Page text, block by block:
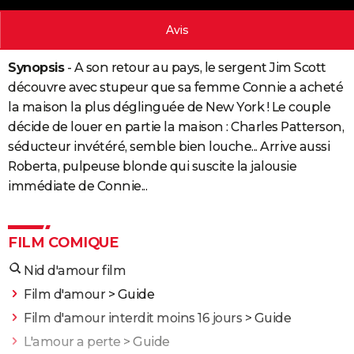
GUIDES D'ACHAT
BONS PLANS
CARTE DE VOEUX
Carte de Noël
Carte Bonne année
Carte Saint-Valentin
Carte Pâques
Carte d'anniversaire
DICTIONNAIRE
Dictionnaire
Biographies
Expressions
Proverbes
PROGRAMME TV
S'inscrire
Se connecter
Lycées
Collèges
Primaires
Universités
Entreprises
Service militaire
Avis de recherche
AVIS DE DÉCÈS
FORUM
Avis
Synopsis- A son retour au pays, le sergent Jim Scott
découvre avec stupeur que sa femme Connie a acheté
la maison la plus déglinguée de New York ! Le couple
décide de louer en partie la maison : Charles Patterson,
séducteur invétéré, semble bien louche... Arrive aussi
Roberta, pulpeuse blonde qui suscite la jalousie
immédiate de Connie...
FILM COMIQUE
Nid d'amour film
Film d'amour> Guide
Film d'amour interdit moins 16 jours > Guide
L'amour a perte > Guide